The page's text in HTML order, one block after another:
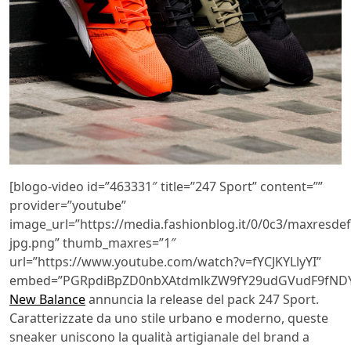
[blogo-video id=”463331″ title=”247 Sport” content=””
provider=”youtube”
image_url=”https://media.fashionblog.it/0/0c3/
jpg.png” thumb_maxres=”1″
url=”https://www.youtube.com/watch?v=fYCJKYLlyYI”
New Balanceannuncia la release del pack 247 Sport.
Caratterizzate da uno stile urbano e moderno, queste
sneaker uniscono la qualità artigianale del brand a